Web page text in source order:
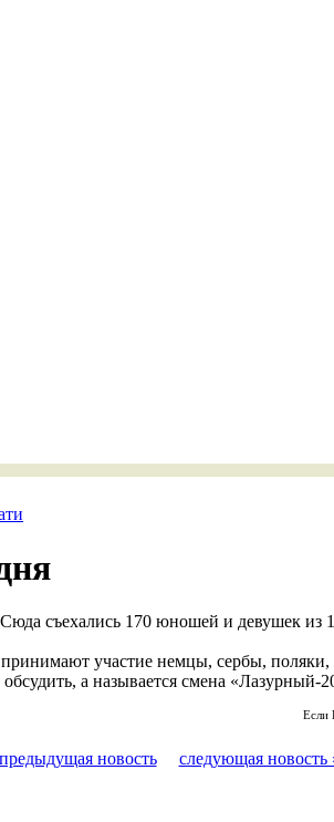
съехались 170 юношей и девушек из
принимают участие немцы, сербы,
а называется смена «Лазурный-
Если
новость следующая новость